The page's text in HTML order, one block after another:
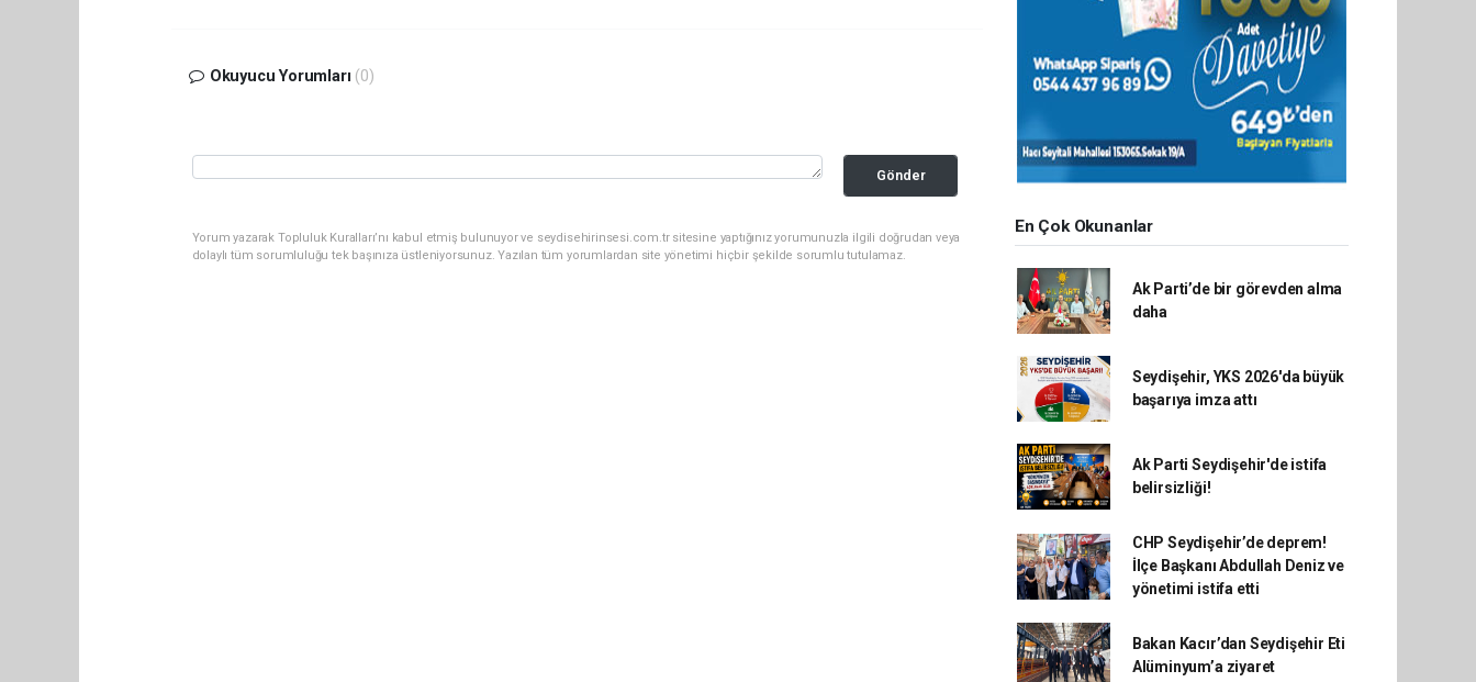
Okuyucu Yorumları (0)
Gönder
Yorum yazarak Topluluk Kuralları’nı kabul etmiş bulunuyor ve seydisehirinsesi.com.tr sitesine yaptığınız yorumunuzla ilgili doğrudan veya
dolaylı tüm sorumluluğu tek başınıza üstleniyorsunuz. Yazılan tüm yorumlardan site yönetimi hiçbir şekilde sorumlu tutulamaz.
En Çok Okunanlar
Ak Parti’de bir görevden alma
daha
Seydişehir, YKS 2026'da büyük
başarıya imza attı
Ak Parti Seydişehir'de istifa
belirsizliği!
CHP Seydişehir’de deprem!
İlçe Başkanı Abdullah Deniz ve
yönetimi istifa etti
Bakan Kacır’dan Seydişehir Eti
Alüminyum’a ziyaret